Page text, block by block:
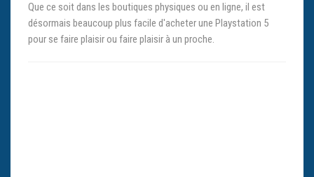
Que ce soit dans les boutiques physiques ou en ligne, il est
désormais beaucoup plus facile d'acheter une Playstation 5
pour se faire plaisir ou faire plaisir à un proche.